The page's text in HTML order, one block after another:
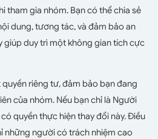
tham gia nhóm. Bạn có thể chia sẻ
dung, tương tác, và đảm bảo an
giúp duy trì một không gian tích cực
riêng tư, đảm bảo bạn đang
của nhóm. Nếu bạn chỉ là Người
quyền thực hiện thay đổi này. Điều
những người có trách nhiệm cao